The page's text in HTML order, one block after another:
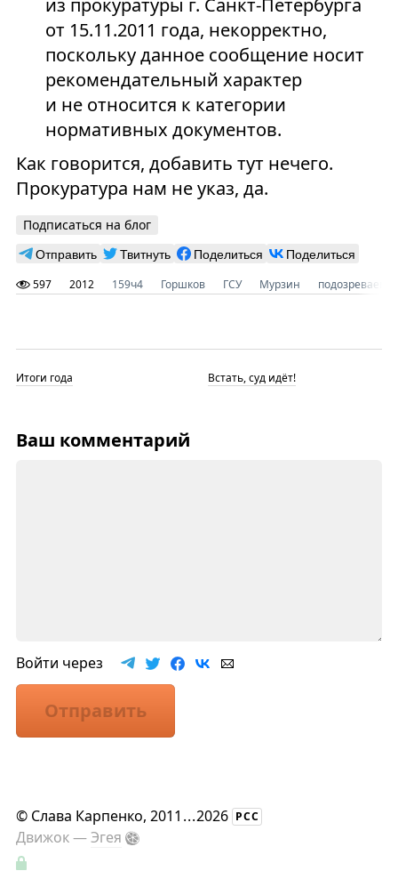
из прокуратуры г. Санкт-Петербурга
от 15.11.2011 года, некорректно,
поскольку данное сообщение носит
рекомендательный характер
и не относится к категории
нормативных документов.
Как говорится, добавить тут нечего.
Прокуратура нам не указ, да.
Подписаться на блог
Отправить Твитнуть Поделиться Поделиться
597 2012 159ч4 Горшков ГСУ Мурзин
Итоги года Встать, суд идёт!
Ваш комментарий
Войти через
Отправить
© Слава Карпенко, 2011 ...2026 РСС
Движок —Эгея